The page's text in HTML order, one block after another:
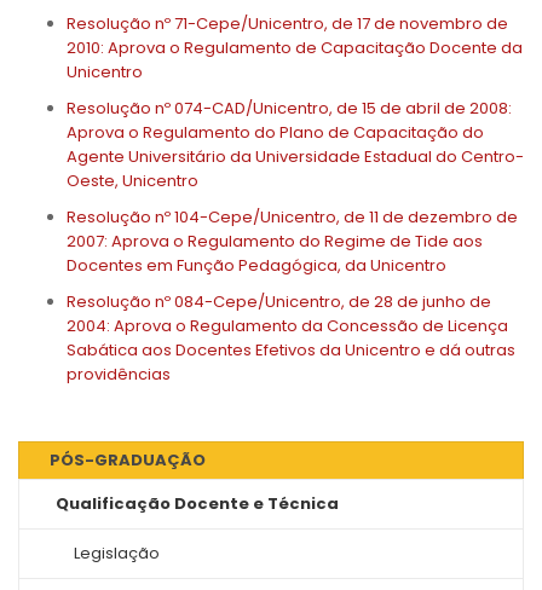
Resolução nº 71-Cepe/Unicentro, de 17 de novembro de
2010: Aprova o Regulamento de Capacitação Docente da
Unicentro
Resolução nº 074-CAD/Unicentro, de 15 de abril de 2008:
Aprova o Regulamento do Plano de Capacitação do
Agente Universitário da Universidade Estadual do Centro-
Oeste, Unicentro
Resolução nº 104-Cepe/Unicentro, de 11 de dezembro de
2007: Aprova o Regulamento do Regime de Tide aos
Docentes em Função Pedagógica, da Unicentro
Resolução nº 084-Cepe/Unicentro, de 28 de junho de
2004: Aprova o Regulamento da Concessão de Licença
Sabática aos Docentes Efetivos da Unicentro e dá outras
providências
PÓS-GRADUAÇÃO
Qualificação Docente e Técnica
Legislação